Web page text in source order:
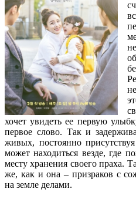
хочет увидеть ее первую
первое слово. Так и
живых, постоянно
может находиться везде, где
месту хранения своего праха.
же, как и она – призраков с
на земле делами.